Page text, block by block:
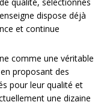
qualité, sélectionnés
dispose déjà
et continue
comme une véritable
proposant des
pour leur qualité et
une dizaine